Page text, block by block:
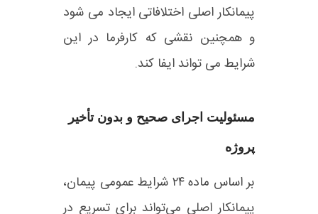
پیمانکار اصلی اختلافاتی ایجاد می‌ شود
و همچنین نقشی که کارفرما در این
شرایط می‌ تواند ایفا کند.
مسئولیت اجرای صحیح و بدون تأخیر
پروژه
بر اساس ماده ۲۴ شرایط عمومی پیمان،
پیمانکار اصلی می‌تواند برای تسریع در